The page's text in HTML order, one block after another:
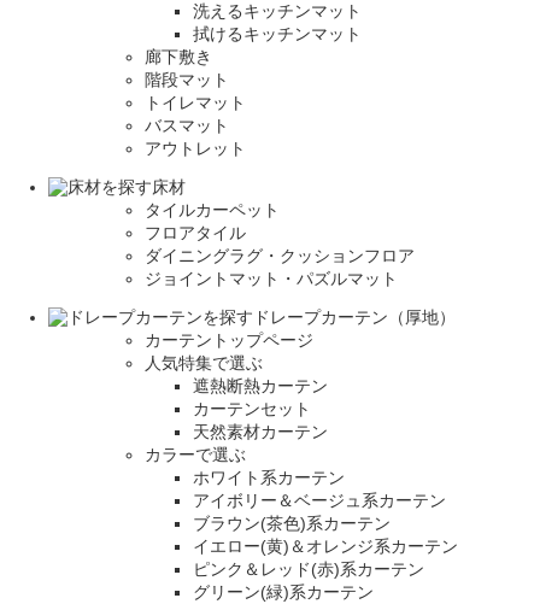
洗えるキッチンマット
拭けるキッチンマット
廊下敷き
階段マット
トイレマット
バスマット
アウトレット
床材
タイルカーペット
フロアタイル
ダイニングラグ・クッションフロア
ジョイントマット・パズルマット
ドレープカーテン（厚地）
カーテントップページ
人気特集で選ぶ
遮熱断熱カーテン
カーテンセット
天然素材カーテン
カラーで選ぶ
ホワイト系カーテン
アイボリー＆ベージュ系カーテン
ブラウン(茶色)系カーテン
イエロー(黄)＆オレンジ系カーテン
ピンク＆レッド(赤)系カーテン
グリーン(緑)系カーテン